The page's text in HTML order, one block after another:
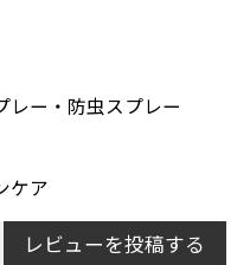
レー・防虫スプレー
ケア
レビューを投稿する